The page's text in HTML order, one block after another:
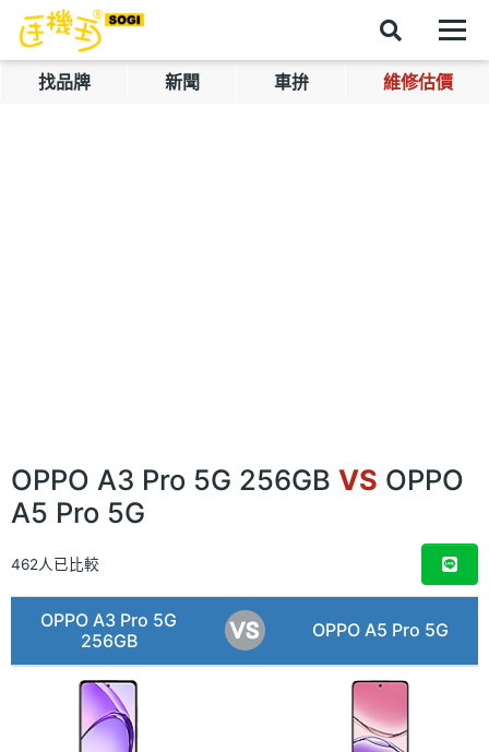
找品牌 新聞 車拚 維修估價
OPPO A3 Pro 5G 256GB VS OPPO
A5 Pro 5G
462人已比較
OPPO A3 Pro 5G
256GB
OPPO A5 Pro 5G